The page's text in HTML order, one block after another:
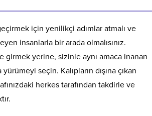
için yenilikçi adımlar atmalı ve
insanlarla bir arada olmalısınız.
girmek yerine, sizinle aynı amaca inanan
seçin. Kalıpların dışına çıkan
herkes tarafından takdirle ve